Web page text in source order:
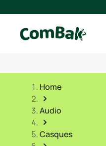
Home
Audio
Casques